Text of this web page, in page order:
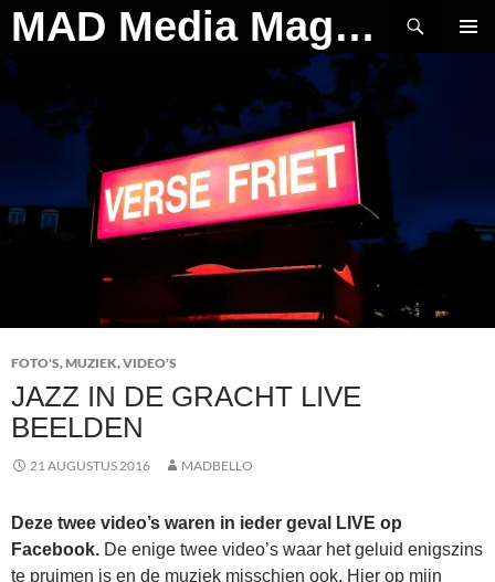
Ga
naar
de
MAD Media Magazine
Zoeken
FOTO'S,MUZIEK,VIDEO'S
JAZZ IN DE GRACHT LIVE
BEELDEN
21 AUGUSTUS 2016 MADBELLO
Deze twee video’s waren in ieder geval LIVE op
Facebook. De enige twee video’s waar het geluid enigszins
te pruimen is en de muziek misschien ook. Hier op mijn